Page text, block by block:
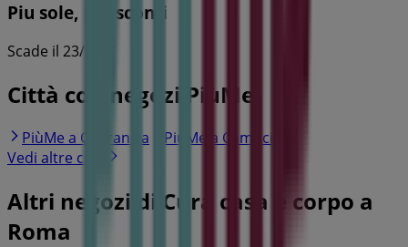
Piu sole, piu sconti
Scade il 23/08
Città con negozi PiùMe
PiùMe a Capranica
PiùMe a Camucia
Vedi altre città
Altri negozi di Cura casa e corpo a
Roma